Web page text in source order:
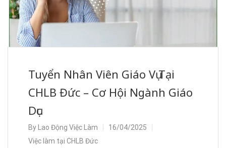
Tuyển Nhân Viên Giáo Vụ Tại
CHLB Đức – Cơ Hội Ngành Giáo
Dục
By Lao Động Việc Làm
16/04/2025
Việc làm tại CHLB Đức